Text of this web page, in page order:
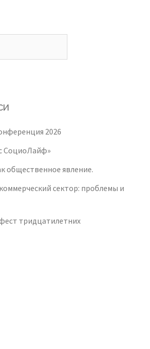
2026
СоциоЛайф»
общественное явление.
сектор: проблемы и
тридцатилетних